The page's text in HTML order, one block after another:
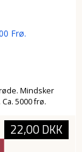
Frø.
Mindsker
5000 frø.
22,00 DKK